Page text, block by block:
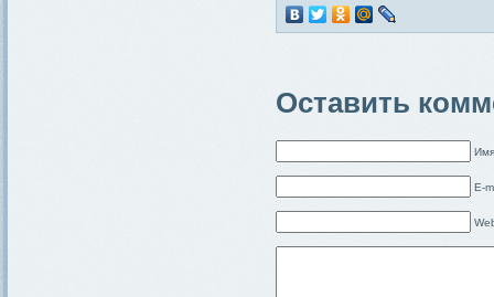
Оставить
E-